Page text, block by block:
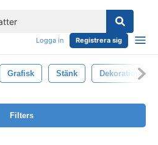
Logga in Registrera sig
Grafisk Stänk Dekoration
Filters